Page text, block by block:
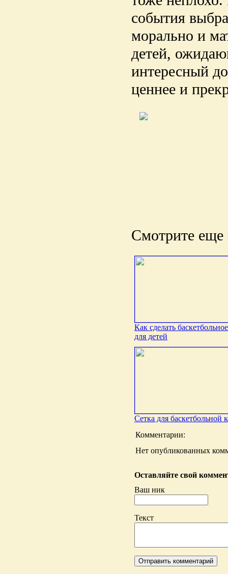
события
морально и
детей,
интересный
ценнее и
Смотрите еще
Как сделать
для детей
Сетка для баскетбольной
Комментарии:
Нет опубликованных
Оставляйте свой
Ваш ник
Текст